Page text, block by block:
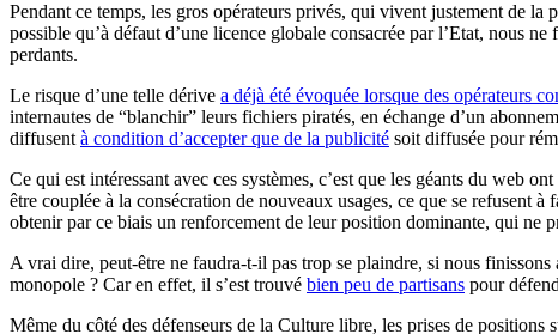
Pendant ce temps, les gros opérateurs privés, qui vivent justement de
possible qu’à défaut d’une licence globale consacrée par l’Etat, nous
perdants.
Le risque d’une telle dérive a déjà été évoquée lorsque des opérateurs
internautes de “blanchir” leurs fichiers piratés, en échange d’un
diffusent à condition d’accepter que de la publicité soit diffusée pour
Ce qui est intéressant avec ces systèmes, c’est que les géants du web
être couplée à la consécration de nouveaux usages, ce que se refusent
obtenir par ce biais un renforcement de leur position dominante, qui ne
A vrai dire, peut-être ne faudra-t-il pas trop se plaindre, si nous finissons
monopole ? Car en effet, il s’est trouvé bien peu de partisans pour
Même du côté des défenseurs de la Culture libre, les prises de positions